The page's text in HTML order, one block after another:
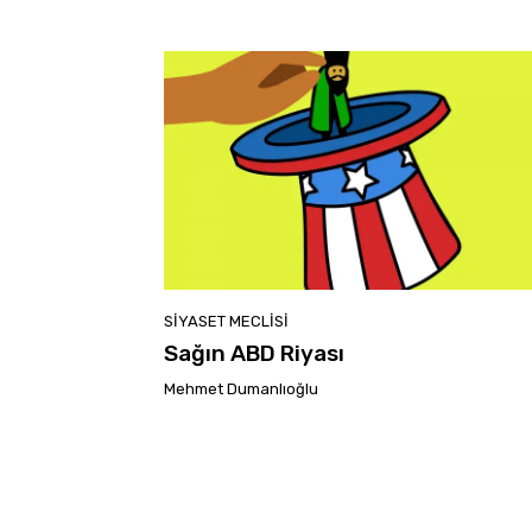
SIYASET MECLISI
Sağın ABD Riyası
Mehmet Dumanlıoğlu